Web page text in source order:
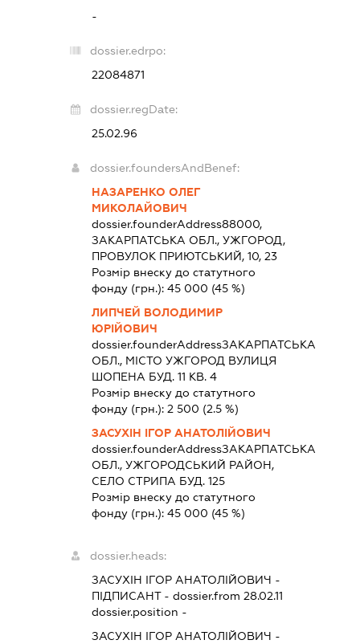
-
dossier.edrpo:
22084871
dossier.regDate:
25.02.96
dossier.foundersAndBenef:
НАЗАРЕНКО ОЛЕГ
МИКОЛАЙОВИЧ
dossier.founderAddress88000,
ЗАКАРПАТСЬКА ОБЛ., УЖГОРОД,
ПРОВУЛОК ПРИЮТСЬКИЙ, 10, 23
Розмір внеску до статутного
фонду (грн.):45 000 (45 %)
ЛИПЧЕЙ ВОЛОДИМИР
ЮРІЙОВИЧ
dossier.founderAddressЗАКАРПАТСЬКА
ОБЛ., МІСТО УЖГОРОД ВУЛИЦЯ
ШОПЕНА БУД. 11 КВ. 4
Розмір внеску до статутного
фонду (грн.):2 500 (2.5 %)
ЗАСУХІН ІГОР АНАТОЛІЙОВИЧ
dossier.founderAddressЗАКАРПАТСЬКА
ОБЛ., УЖГОРОДСЬКИЙ РАЙОН,
СЕЛО СТРИПА БУД. 125
Розмір внеску до статутного
фонду (грн.):45 000 (45 %)
dossier.heads:
ЗАСУХІН ІГОР АНАТОЛІЙОВИЧ -
ПІДПИСАНТ- dossier.from 28.02.11
dossier.position -
ЗАСУХІН ІГОР АНАТОЛІЙОВИЧ -